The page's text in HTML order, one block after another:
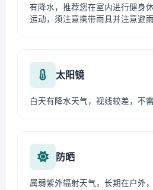
有降水，推荐您在室内进行健身
运动，须注意携带雨具并注意避雨
太阳镜
白天有降水天气，视线较差，不
防晒
属弱紫外辐射天气，长期在户外